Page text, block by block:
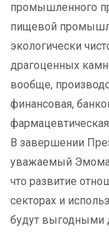
промышленного
пищевой
экологически
драгоценных
вообще,
финансовая,
В завершении
уважаемый
что развитие
секторах и
будут выгодными